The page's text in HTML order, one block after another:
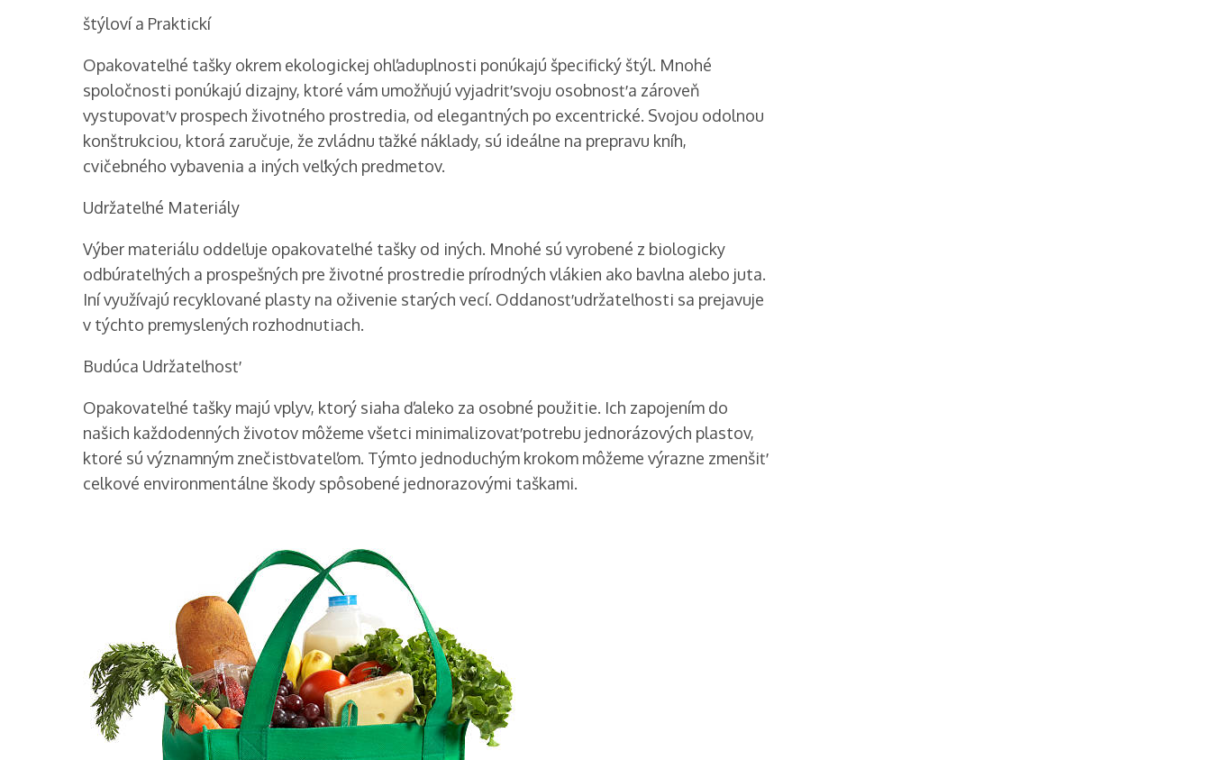
štýloví a Praktickí
Opakovateľné tašky okrem ekologickej ohľaduplnosti ponúkajú špecifický štýl. Mnohé
spoločnosti ponúkajú dizajny, ktoré vám umožňujú vyjadriť svoju osobnosť a zároveň
vystupovať v prospech životného prostredia, od elegantných po excentrické. Svojou odolnou
konštrukciou, ktorá zaručuje, že zvládnu ťažké náklady, sú ideálne na prepravu kníh,
cvičebného vybavenia a iných veľkých predmetov.
Udržateľné Materiály
Výber materiálu oddeľuje opakovateľné tašky od iných. Mnohé sú vyrobené z biologicky
odbúrateľných a prospešných pre životné prostredie prírodných vlákien ako bavlna alebo juta.
Iní využívajú recyklované plasty na oživenie starých vecí. Oddanosť udržateľnosti sa prejavuje
v týchto premyslených rozhodnutiach.
Budúca Udržateľnosť
Opakovateľné tašky majú vplyv, ktorý siaha ďaleko za osobné použitie. Ich zapojením do
našich každodenných životov môžeme všetci minimalizovať potrebu jednorázových plastov,
ktoré sú významným znečisťovateľom. Týmto jednoduchým krokom môžeme výrazne zmenšiť
celkové environmentálne škody spôsobené jednorazovými taškami.